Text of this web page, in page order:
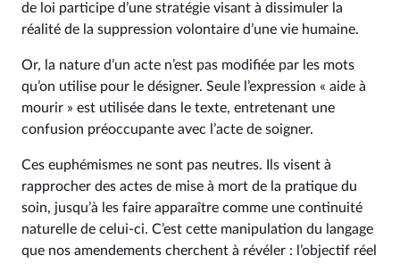
de loi participe d’une stratégie visant à dissimuler la
réalité de la suppression volontaire d’une vie humaine.
Or, la nature d’un acte n’est pas modifiée par les mots
qu’on utilise pour le désigner. Seule l’expression « aide à
mourir » est utilisée dans le texte, entretenant une
confusion préoccupante avec l’acte de soigner.
Ces euphémismes ne sont pas neutres. Ils visent à
rapprocher des actes de mise à mort de la pratique du
soin, jusqu’à les faire apparaître comme une continuité
naturelle de celui-ci. C’est cette manipulation du langage
que nos amendements cherchent à révéler : l’objectif réel